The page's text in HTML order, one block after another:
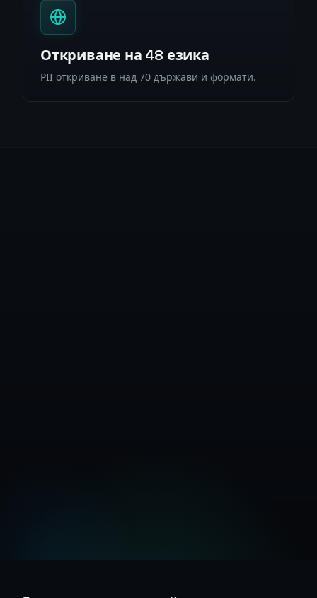
Откриване на 48 езика
PII откриване в над 70 държави и формати.